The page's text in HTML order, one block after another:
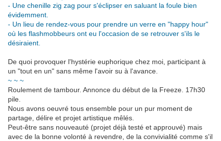
- Une chenille zig zag pour s'éclipser en saluant la foule bien
évidemment.
- Un lieu de rendez-vous pour prendre un verre en "happy hour"
où les flashmobbeurs ont eu l'occasion de se retrouver s'ils le
désiraient.
De quoi provoquer l'hystérie euphorique chez moi, participant à
un "tout en un" sans même l'avoir su à l'avance.
~ ~ ~
Roulement de tambour. Annonce du début de la Freeze. 17h30
pile.
Nous avons oeuvré tous ensemble pour un pur moment de
partage, délire et projet artistique mêlés.
Peut-être sans nouveauté (projet déjà testé et approuvé) mais
avec de la bonne volonté à revendre, de la convivialité comme s'il